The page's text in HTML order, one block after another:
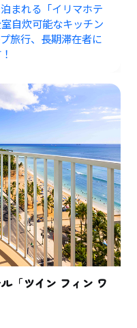
まれる「イリマホテ
自炊可能なキッチン
旅行、長期滞在者に
「ツイン フィン ワ